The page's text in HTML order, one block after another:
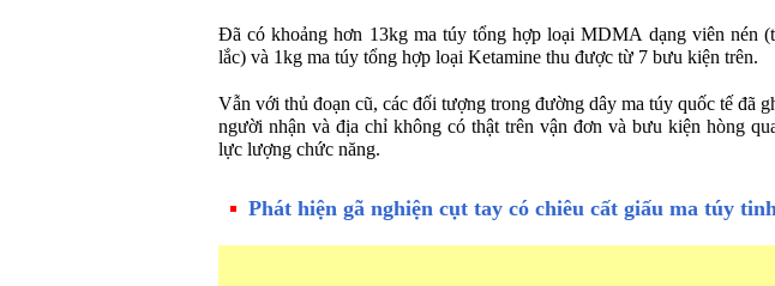
Đã có khoảng hơn 13kg ma túy tổng hợp loại MDMA dạng viên nén
lắc) và 1kg ma túy tổng hợp loại Ketamine thu được từ 7 bưu kiện trên.
Vẫn với thủ đoạn cũ, các đối tượng trong đường dây ma túy quốc tế đã
người nhận và địa chỉ không có thật trên vận đơn và bưu kiện hòng
lực lượng chức năng.
Phát hiện gã nghiện cụt tay có chiêu cất giấu ma túy